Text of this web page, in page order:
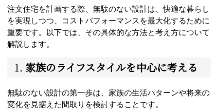
注文住宅を計画する際、無駄のない設計は、快適な暮らし
を実現しつつ、コストパフォーマンスを最大化するために
重要です。以下では、その具体的な方法と考え方について
解説します。
1. 家族のライフスタイルを中心に考える
無駄のない設計の第一歩は、家族の生活パターンや将来の
変化を見据えた間取りを検討することです。